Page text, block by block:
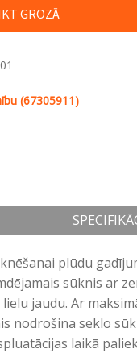
GROZĀ
(67305911)
plūdu
sūknis ar
jaudu. Ar
nodrošina seklo
laikā